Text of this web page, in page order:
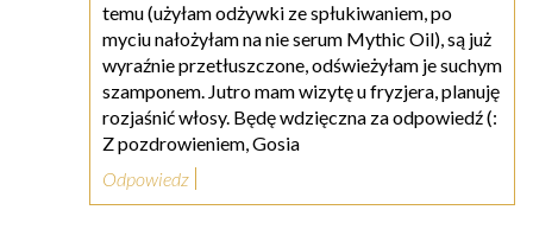
temu (użyłam odżywki ze spłukiwaniem, po
myciu nałożyłam na nie serum Mythic Oil), są już
wyraźnie przetłuszczone, odświeżyłam je suchym
szamponem. Jutro mam wizytę u fryzjera, planuję
rozjaśnić włosy. Będę wdzięczna za odpowiedź (:
Z pozdrowieniem, Gosia
Odpowiedz